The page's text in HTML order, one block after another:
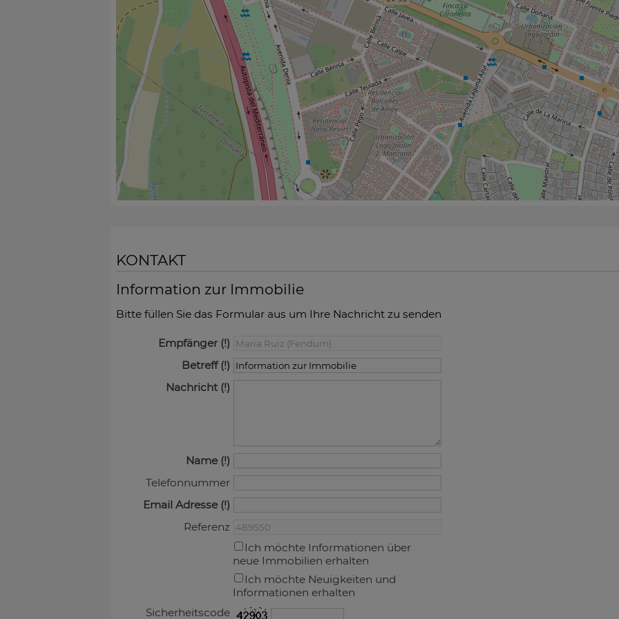
KONTAKT
Information zur Immobilie
Bitte füllen Sie das Formular aus um Ihre Nachricht zu senden
Empfänger
Betreff
Nachricht
Name
Telefonnummer
Email Adresse
Referenz
Ich möchte Informationen über
neue Immobilien erhalten
Ich möchte Neuigkeiten und
Informationen erhalten
Sicherheitscode